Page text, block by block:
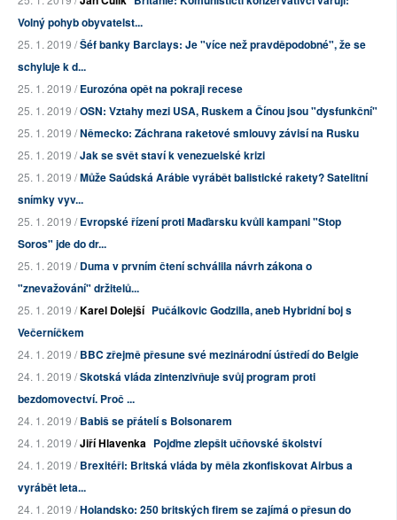
Volný pohyb obyvatelst...
25. 1. 2019 /Šéf banky Barclays: Je "více než pravděpodobné", že se
schyluje k d...
25. 1. 2019 /Eurozóna opět na pokraji recese
25. 1. 2019 /OSN: Vztahy mezi USA, Ruskem a Čínou jsou "dysfunkční"
25. 1. 2019 /Německo: Záchrana raketové smlouvy závisí na Rusku
25. 1. 2019 /Jak se svět staví k venezuelské krizi
25. 1. 2019 /Může Saúdská Arábie vyrábět balistické rakety? Satelitní
snímky vyv...
25. 1. 2019 /Evropské řízení proti Maďarsku kvůli kampani "Stop
Soros" jde do dr...
25. 1. 2019 /Duma v prvním čtení schválila návrh zákona o
"znevažování" držitelů...
25. 1. 2019 /Karel Dolejší Pučálkovic Godzilla, aneb Hybridní boj s
Večerníčkem
24. 1. 2019 /BBC zřejmě přesune své mezinárodní ústředí do Belgie
24. 1. 2019 /Skotská vláda zintenzivňuje svůj program proti
bezdomovectví. Proč ...
24. 1. 2019 /Babiš se přátelí s Bolsonarem
24. 1. 2019 /Jiří Hlavenka Pojďme zlepšit učňovské školství
24. 1. 2019 /Brexitéři: Britská vláda by měla zkonfiskovat Airbus a
vyrábět leta...
24. 1. 2019 /Holandsko: 250 britských firem se zajímá o přesun do